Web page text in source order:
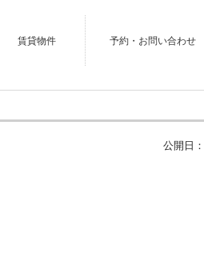
賃貸物件 予約・お問い合わせ
公開日：